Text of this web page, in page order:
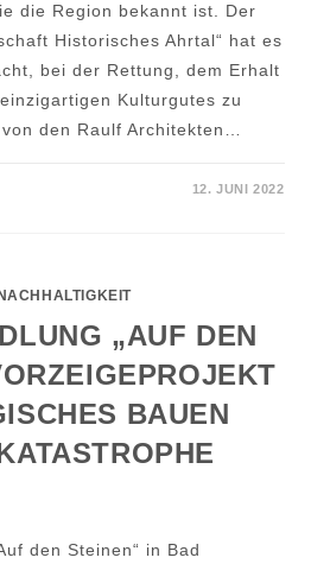
die Region bekannt ist. Der
Historisches Ahrtal“ hat es
bei der Rettung, dem Erhalt
Kulturgutes zu
den Raulf Architekten…
12. JUNI 2022
NACHHALTIGKEIT
„AUF DEN
BAUEN
den Steinen“ in Bad